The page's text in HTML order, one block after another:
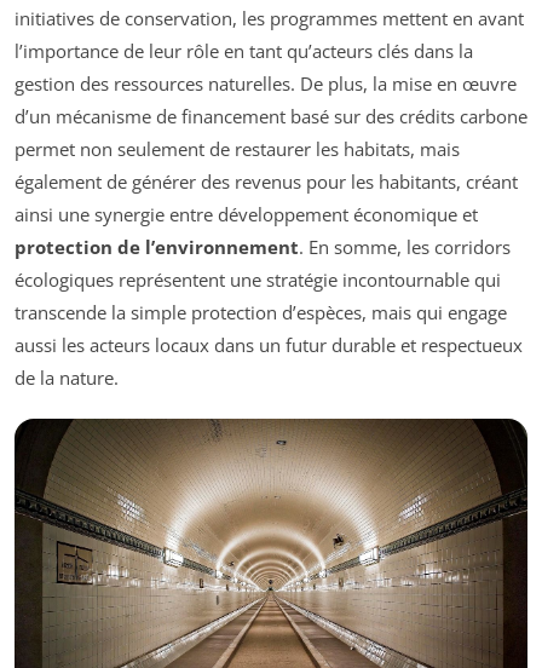
initiatives de conservation, les programmes mettent en avant
l’importance de leur rôle en tant qu’acteurs clés dans la
gestion des ressources naturelles. De plus, la mise en œuvre
d’un mécanisme de financement basé sur des crédits carbone
permet non seulement de restaurer les habitats, mais
également de générer des revenus pour les habitants, créant
ainsi une synergie entre développement économique et
protection de l’environnement. En somme, les corridors
écologiques représentent une stratégie incontournable qui
transcende la simple protection d’espèces, mais qui engage
aussi les acteurs locaux dans un futur durable et respectueux
de la nature.